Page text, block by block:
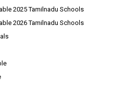
2025 Tamilnadu Schools
2026 Tamilnadu Schools